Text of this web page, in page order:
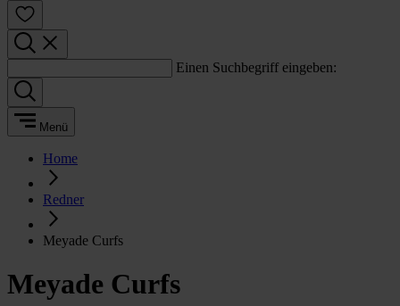
Einen Suchbegriff eingeben:
Menü
Home
Redner
Meyade Curfs
Meyade Curfs